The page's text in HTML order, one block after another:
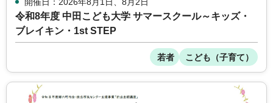
令和8年度 中田こども大学 サマースクール～キッズ・
ブレイキン・1st STEP
若者 こども（子育て）